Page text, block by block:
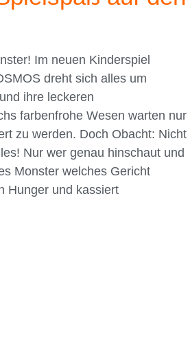
Im neuen Kinderspiel
dreht sich alles um
ihre leckeren
farbenfrohe Wesen warten nur
zu werden. Doch Obacht: Nicht
Nur wer genau hinschaut und
Monster welches Gericht
Hunger und kassiert